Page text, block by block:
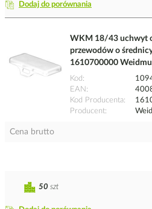
Dodaj do porównania
WKM 18/43 uchwyt
przewodów o
1610700000
Kod
EAN
Kod Producenta
Producent
Cena brutto
50 szt